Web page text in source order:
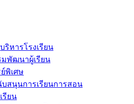
ริหารโรงเรียน
มพัฒนาผู้เรียน
พิเศษ
บสนุนการเรียนการสอน
รียน